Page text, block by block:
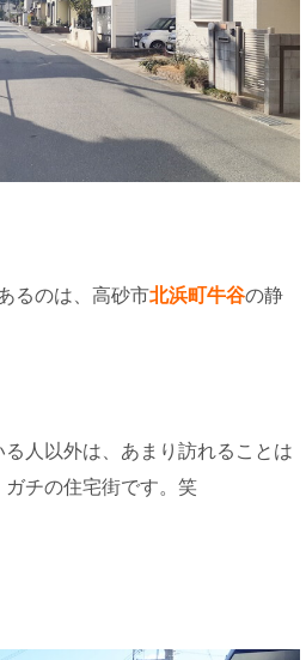
るのは、高砂市北浜町牛谷の静
人以外は、あまり訪れることは
チの住宅街です。笑